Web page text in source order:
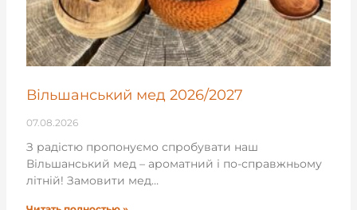
Вільшанський мед 2026/2027
07.08.2026
З радістю пропонуємо спробувати наш
Вільшанський мед – ароматний і по-справжньому
літній! Замовити мед…